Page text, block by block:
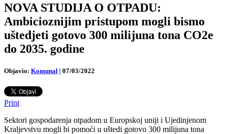
NOVA STUDIJA O OTPADU:
Ambicioznijim pristupom mogli bismo
uštedjeti gotovo 300 milijuna tona CO2e
do 2035. godine
Objavio: Komunal | 07/03/2022
Print
Sektori gospodarenja otpadom u Europskoj uniji i Ujedinjenom
Kraljevstvu mogli bi pomoći u uštedi gotovo 300 milijuna tona